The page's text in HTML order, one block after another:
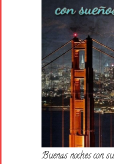
Buenas noches con